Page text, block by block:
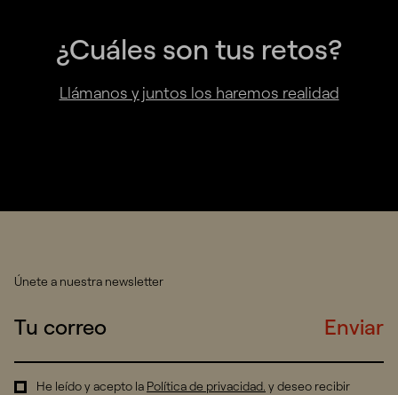
¿Cuáles son tus retos?
Llámanos y juntos los haremos realidad
Únete a nuestra newsletter
Enviar
He leído y acepto la Política de privacidad. y deseo recibir